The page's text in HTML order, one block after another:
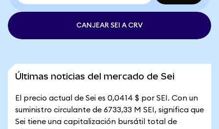
CANJEAR SEI A CRV
Últimas noticias del mercado de Sei
El precio actual de Sei es 0,0414 $ por SEI. Con un
suministro circulante de 6733,33 M SEI, significa que
Sei tiene una capitalización bursátil total de